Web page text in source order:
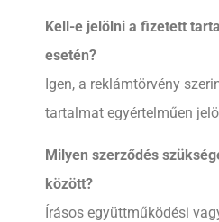
Kell-e jelölni a fizetett
esetén?
Igen, a reklámtörvény
tartalmat egyértelműen
Milyen szerződés
között?
Írásos együttműködési